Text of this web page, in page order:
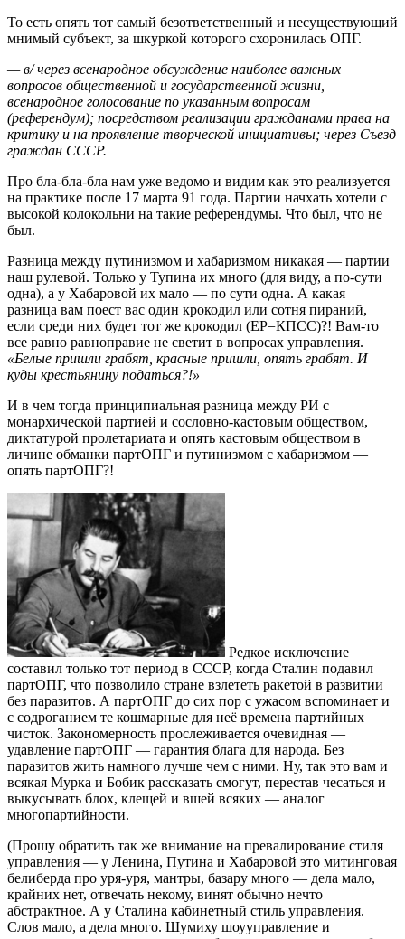
То есть опять тот самый безответственный и несуществующий
мнимый субъект, за шкуркой которого схоронилась ОПГ.
— в/ через всенародное обсуждение наиболее важных
вопросов общественной и государственной жизни,
всенародное голосование по указанным вопросам
(референдум); посредством реализации гражданами права на
кри­тику и на проявление творческой инициативы; через Съезд
граждан СССР.
Про бла-бла-бла нам уже ведомо и видим как это реализуется
на практике после 17 марта 91 года. Партии начхать хотели с
высокой колокольни на такие референдумы. Что был, что не
был.
Разница между путинизмом и хабаризмом никакая — партии
наш рулевой. Только у Тупина их много (для виду, а по-сути
одна), а у Хабаровой их мало — по сути одна. А какая
разница вам поест вас один крокодил или сотня пираний,
если среди них будет тот же крокодил (ЕР=КПСС)?! Вам-то
все равно равноправие не светит в вопросах управления.
«Белые пришли грабят, красные пришли, опять грабят. И
куды крестьянину податься?!»
И в чем тогда принципиальная разница между РИ с
монархической партией и сословно-кастовым обществом,
диктатурой пролетариата и опять кастовым обществом в
личине обманки партОПГ и путинизмом с хабаризмом —
опять партОПГ?!
Редкое исключение
составил только тот период в СССР, когда Сталин подавил
партОПГ, что позволило стране взлететь ракетой в развитии
без паразитов. А партОПГ до сих пор с ужасом вспоминает и
с содроганием те кошмарные для неё времена партийных
чисток. Закономерность прослеживается очевидная —
удавление партОПГ — гарантия блага для народа. Без
паразитов жить намного лучше чем с ними. Ну, так это вам и
всякая Мурка и Бобик рассказать смогут, перестав чесаться и
выкусывать блох, клещей и вшей всяких — аналог
многопартийности.
(Прошу обратить так же внимание на превалирование стиля
управления — у Ленина, Путина и Хабаровой это митинговая
белиберда про уря-уря, мантры, базару много — дела мало,
крайних нет, отвечать некому, винят обычно нечто
абстрактное. А у Сталина кабинетный стиль управления.
Слов мало, а дела много. Шумиху шоууправление и